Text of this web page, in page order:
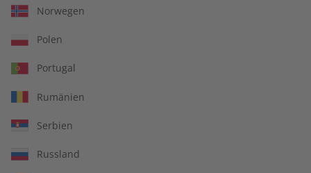
sei denn, dass solche Schäden vom Verlag oder seinen
worden sind.
Norwegen
Polen
Portugal
Rumänien
Serbien
Russland